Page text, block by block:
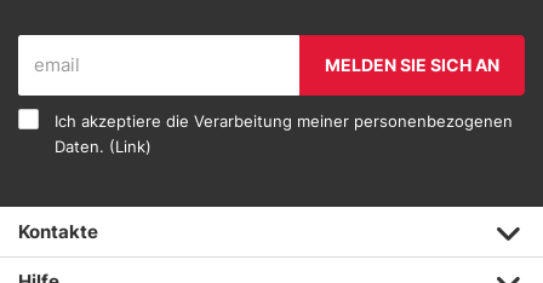
MELDEN SIE SICH AN
Ich akzeptiere die Verarbeitung meiner personenbezogenen
Daten. (Link)
Kontakte